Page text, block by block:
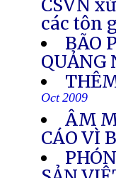
CSVN
các tôn
BÃO
QUẢNG
Oct 2009
ÂM
CÁO VÌ